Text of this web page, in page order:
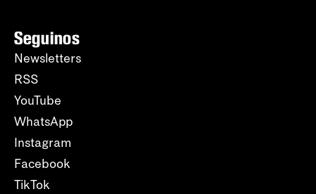
Seguinos
Newsletters
RSS
YouTube
WhatsApp
Instagram
Facebook
TikTok